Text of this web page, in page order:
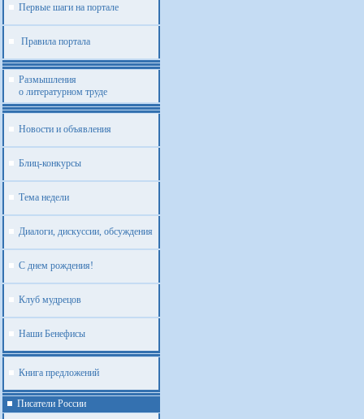
Первые шаги на портале
Правила портала
Размышления
о литературном труде
Новости и объявления
Блиц-конкурсы
Тема недели
Диалоги, дискуссии, обсуждения
С днем рождения!
Клуб мудрецов
Наши Бенефисы
Книга предложений
Писатели России